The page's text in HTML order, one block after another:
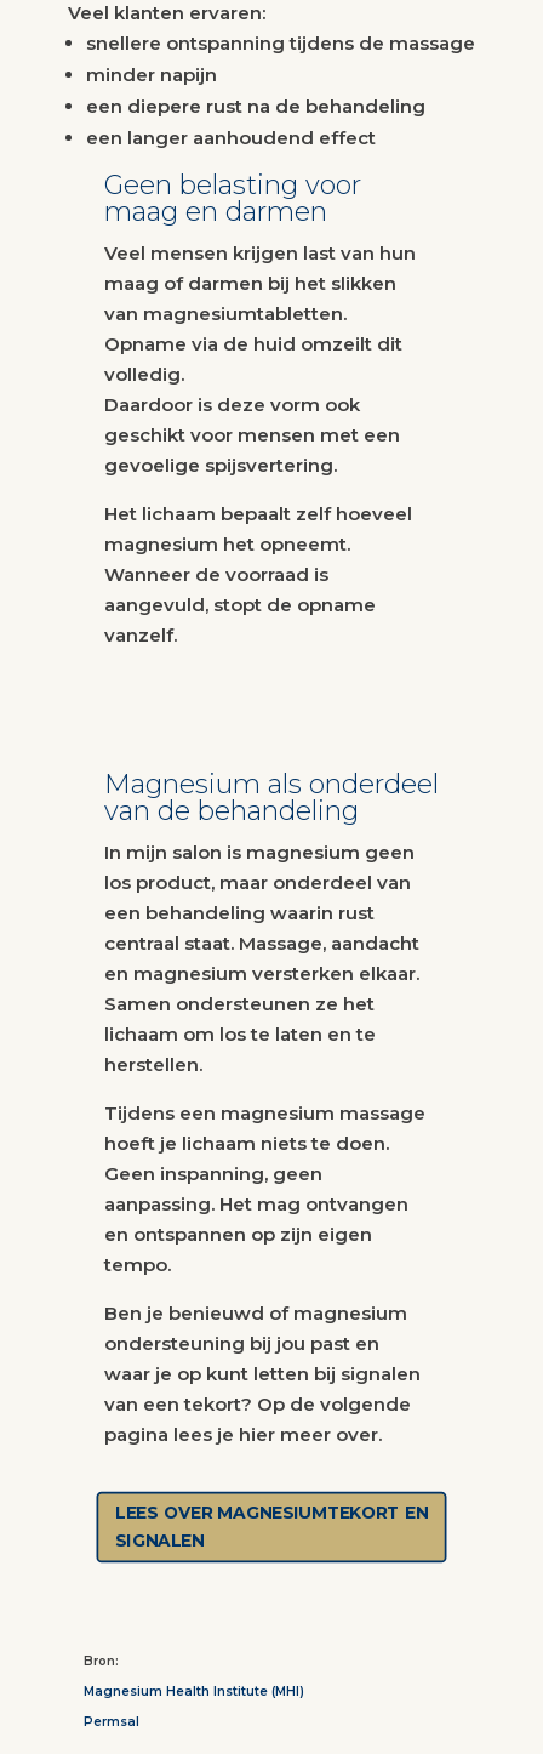
Veel klanten ervaren:
snellere ontspanning tijdens de massage
minder napijn
een diepere rust na de behandeling
een langer aanhoudend effect
Geen belasting voor
maag en darmen
Veel mensen krijgen last van hun
maag of darmen bij het slikken
van magnesiumtabletten.
Opname via de huid omzeilt dit
volledig.
Daardoor is deze vorm ook
geschikt voor mensen met een
gevoelige spijsvertering.
Het lichaam bepaalt zelf hoeveel
magnesium het opneemt.
Wanneer de voorraad is
aangevuld, stopt de opname
vanzelf.
Magnesium als onderdeel
van de behandeling
In mijn salon is magnesium geen
los product, maar onderdeel van
een behandeling waarin rust
centraal staat. Massage, aandacht
en magnesium versterken elkaar.
Samen ondersteunen ze het
lichaam om los te laten en te
herstellen.
Tijdens een magnesium massage
hoeft je lichaam niets te doen.
Geen inspanning, geen
aanpassing. Het mag ontvangen
en ontspannen op zijn eigen
tempo.
Ben je benieuwd of magnesium
ondersteuning bij jou past en
waar je op kunt letten bij signalen
van een tekort? Op de volgende
pagina lees je hier meer over.
LEES OVER MAGNESIUMTEKORT EN
SIGNALEN
Bron:
Magnesium Health Institute (MHI)
Permsal